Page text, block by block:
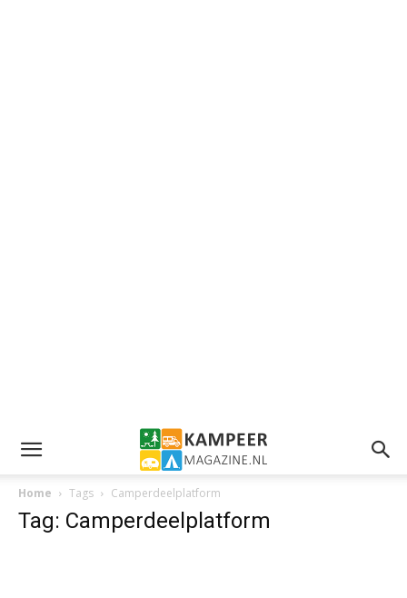
Home Tags Camperdeelplatform
Tag: Camperdeelplatform